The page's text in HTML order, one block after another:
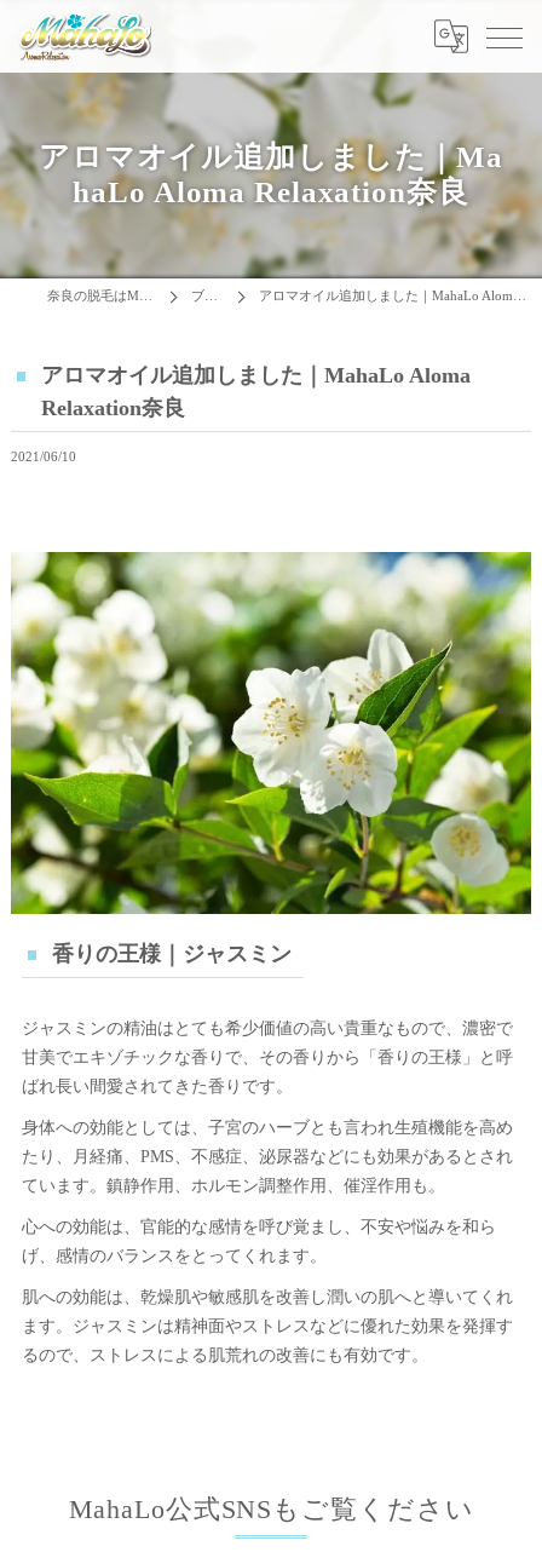
アロマオイル追加しました｜Ma
haLo Aloma Relaxation奈良
奈良の脱毛はMAHALO ブログ アロマオイル追加しました｜MahaLo Aloma Relaxation奈良
アロマオイル追加しました｜MahaLo Aloma
Relaxation奈良
2021/06/10
香りの王様｜ジャスミン
ジャスミンの精油はとても希少価値の高い貴重なもので、濃密で
甘美でエキゾチックな香りで、その香りから「香りの王様」と呼
ばれ長い間愛されてきた香りです。
身体への効能としては、子宮のハーブとも言われ生殖機能を高め
たり、月経痛、PMS、不感症、泌尿器などにも効果があるとされ
ています。鎮静作用、ホルモン調整作用、催淫作用も。
心への効能は、官能的な感情を呼び覚まし、不安や悩みを和ら
げ、感情のバランスをとってくれます。
肌への効能は、乾燥肌や敏感肌を改善し潤いの肌へと導いてくれ
ます。ジャスミンは精神面やストレスなどに優れた効果を発揮す
るので、ストレスによる肌荒れの改善にも有効です。
MahaLo公式SNSもご覧ください